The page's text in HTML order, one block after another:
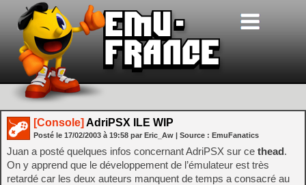
[Console] AdriPSX ILE WIP
Posté le 17/02/2003 à 19:58 par Eric_Aw | Source : EmuFanatics
Juan a posté quelques infos concernant AdriPSX sur ce thead.
On y apprend que le développement de l’émulateur est très
retardé car les deux auteurs manquent de temps a consacré au